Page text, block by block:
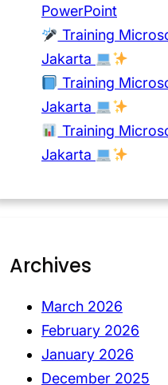
PowerPoint
Training
Jakarta
Training
Jakarta
Training
Jakarta
Archives
March 2026
February 2026
January 2026
December 2025